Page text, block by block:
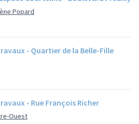
Popard
- Quartier de la Belle-Fille
- Rue François Richer
Ouest